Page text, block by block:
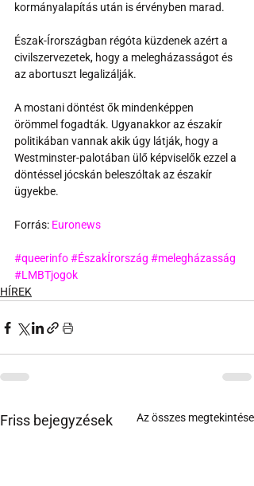
kormányalapítás után is érvényben marad.
Észak-Írországban régóta küzdenek azért a
civilszervezetek, hogy a melegházasságot és
az abortuszt legalizálják.
A mostani döntést ők mindenképpen
örömmel fogadták. Ugyanakkor az északír
politikában vannak akik úgy látják, hogy a
Westminster-palotában ülő képviselők ezzel a
döntéssel jócskán beleszóltak az északír
ügyekbe.
Forrás: Euronews
#queerinfo#ÉszakÍrország #melegházasság
#LMBTjogok
HÍREK
Friss bejegyzések Az összes megtekintése